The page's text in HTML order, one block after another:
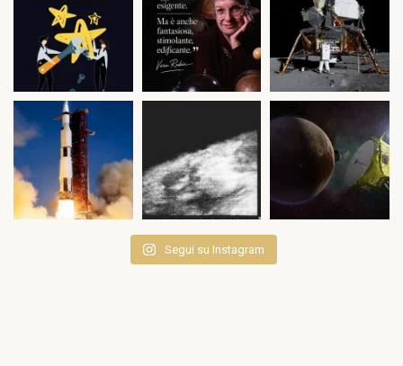
Segui su Instagram